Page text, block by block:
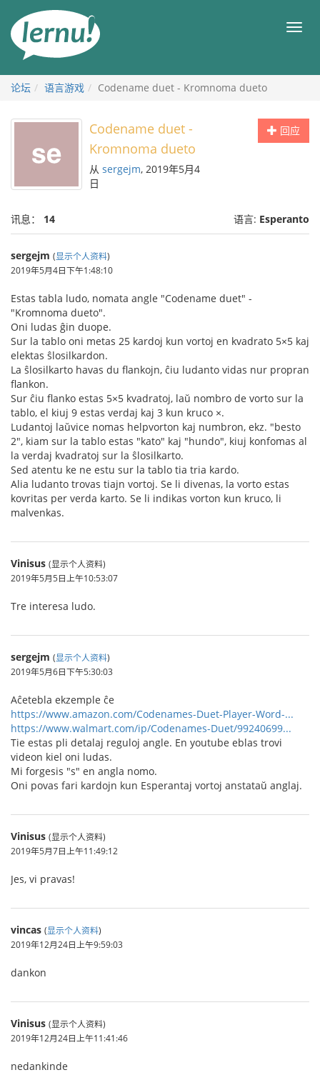
目
论坛 语言游戏 Codename duet - Kromnoma dueto
回应
Codename duet -
Kromnoma dueto
从 sergejm, 2019年5月4
日
讯息： 14 语言: Esperanto
sergejm (显示个人资料)
2019年5月4日下午1:48:10
Estas tabla ludo, nomata angle "Codename duet" -
"Kromnoma dueto".
Oni ludas ĝin duope.
Sur la tablo oni metas 25 kardoj kun vortoj en kvadrato 5×5 kaj
elektas ŝlosilkardon.
La ŝlosilkarto havas du flankojn, ĉiu ludanto vidas nur propran
flankon.
Sur ĉiu flanko estas 5×5 kvadratoj, laŭ nombro de vorto sur la
tablo, el kiuj 9 estas verdaj kaj 3 kun kruco ×.
Ludantoj laŭvice nomas helpvorton kaj numbron, ekz. "besto
2", kiam sur la tablo estas "kato" kaj "hundo", kiuj konfomas al
la verdaj kvadratoj sur la ŝlosilkarto.
Sed atentu ke ne estu sur la tablo tia tria kardo.
Alia ludanto trovas tiajn vortoj. Se li divenas, la vorto estas
kovritas per verda karto. Se li indikas vorton kun kruco, li
malvenkas.
Vinisus (显示个人资料)
2019年5月5日上午10:53:07
Tre interesa ludo.
sergejm (显示个人资料)
2019年5月6日下午5:30:03
Aĉetebla ekzemple ĉe
https://www.amazon.com/Codenames-Duet-Player-Word-...
https://www.walmart.com/ip/Codenames-Duet/99240699...
Tie estas pli detalaj reguloj angle. En youtube eblas trovi
videon kiel oni ludas.
Mi forgesis "s" en angla nomo.
Oni povas fari kardojn kun Esperantaj vortoj anstataŭ anglaj.
Vinisus (显示个人资料)
2019年5月7日上午11:49:12
Jes, vi pravas!
vincas (显示个人资料)
2019年12月24日上午9:59:03
dankon
Vinisus (显示个人资料)
2019年12月24日上午11:41:46
nedankinde